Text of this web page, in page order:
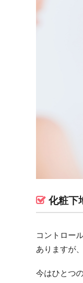
化粧下
コントロー
ありますが
今はひとつ